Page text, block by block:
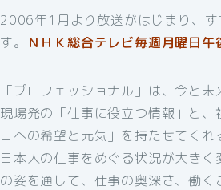
2006年1月より放送がはじまり、
す。
ＮＨＫ総合テレビ毎週月曜日
「プロフェッショナル」は、今と
現場発の「仕事に役立つ情報」と
日への希望と元気」を持たせてくれ
日本人の仕事をめぐる状況が大き
の姿を通して、仕事の奥深さ、働く